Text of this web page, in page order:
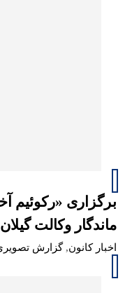
برگزاری «رکوئیم
ماندگار وکالت گیلان
اخبار کانون,گزارش